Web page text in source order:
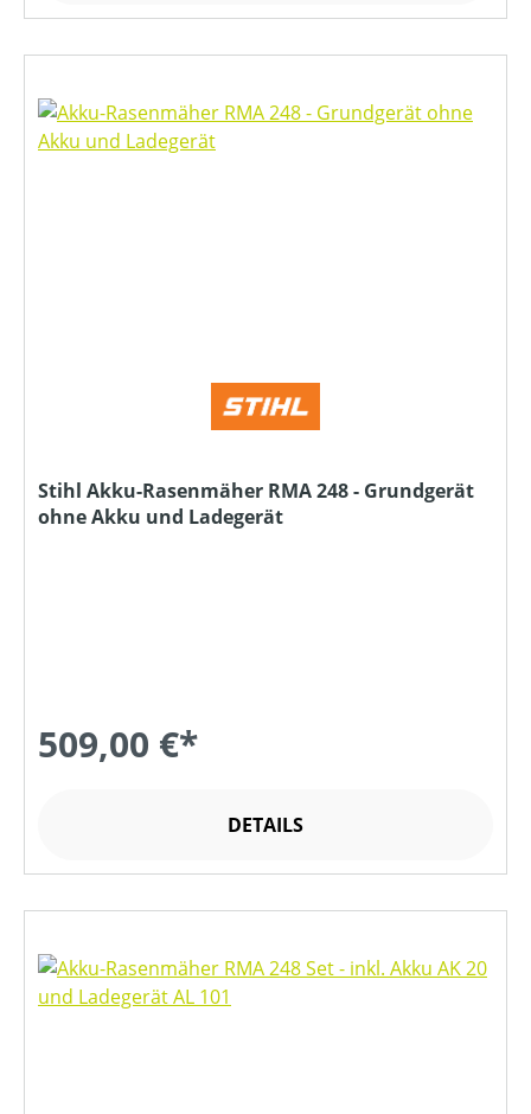
Stihl Akku-Rasenmäher RMA 248 - Grundgerät
ohne Akku und Ladegerät
509,00 €*
DETAILS